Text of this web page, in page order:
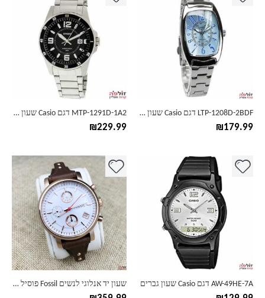
LTP-1208D-2BDF דגם Casio שעון נשים
₪179.99
MTP-1291D-1A2 דגם Casio שעון גברים
₪229.99
AW-49HE-7A דגם Casio שעון גברים שעון יד אנלוגי לנשים Fossil פוסיל ES4045
למוצר
מספר
סוגים.
ניתן
לבחור
את
האפשרויות